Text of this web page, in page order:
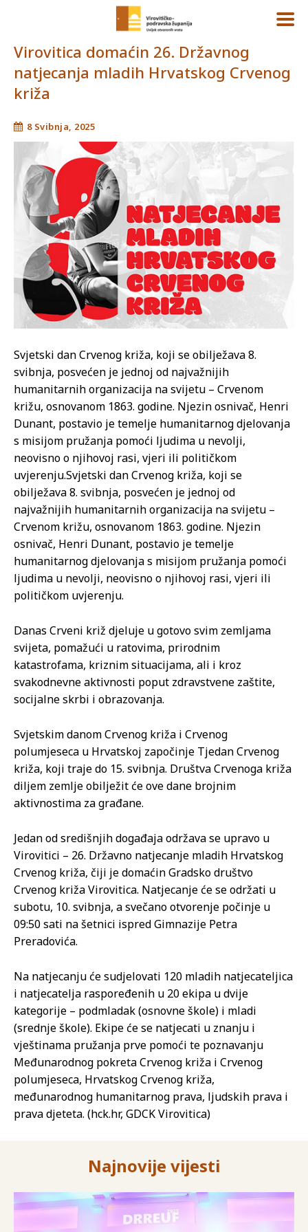
Virovitica domaćin 26. Državnog
natjecanja mladih Hrvatskog Crvenog
križa
8 Svibnja, 2025
Svjetski dan Crvenog križa, koji se obilježava 8.
svibnja, posvećen je jednoj od najvažnijih
humanitarnih organizacija na svijetu – Crvenom
križu, osnovanom 1863. godine. Njezin osnivač, Henri
Dunant, postavio je temelje humanitarnog djelovanja
s misijom pružanja pomoći ljudima u nevolji,
neovisno o njihovoj rasi, vjeri ili političkom
uvjerenju.Svjetski dan Crvenog križa, koji se
obilježava 8. svibnja, posvećen je jednoj od
najvažnijih humanitarnih organizacija na svijetu –
Crvenom križu, osnovanom 1863. godine. Njezin
osnivač, Henri Dunant, postavio je temelje
humanitarnog djelovanja s misijom pružanja pomoći
ljudima u nevolji, neovisno o njihovoj rasi, vjeri ili
političkom uvjerenju.
Danas Crveni križ djeluje u gotovo svim zemljama
svijeta, pomažući u ratovima, prirodnim
katastrofama, kriznim situacijama, ali i kroz
svakodnevne aktivnosti poput zdravstvene zaštite,
socijalne skrbi i obrazovanja.
Svjetskim danom Crvenog križa i Crvenog
polumjeseca u Hrvatskoj započinje Tjedan Crvenog
križa, koji traje do 15. svibnja. Društva Crvenoga križa
diljem zemlje obilježit će ove dane brojnim
aktivnostima za građane.
Jedan od središnjih događaja održava se upravo u
Virovitici – 26. Državno natjecanje mladih Hrvatskog
Crvenog križa, čiji je domaćin Gradsko društvo
Crvenog križa Virovitica. Natjecanje će se održati u
subotu, 10. svibnja, a svečano otvorenje počinje u
09:50 sati na šetnici ispred Gimnazije Petra
Preradovića.
Na natjecanju će sudjelovati 120 mladih natjecateljica
i natjecatelja raspoređenih u 20 ekipa u dvije
kategorije – podmladak (osnovne škole) i mladi
(srednje škole). Ekipe će se natjecati u znanju i
vještinama pružanja prve pomoći te poznavanju
Međunarodnog pokreta Crvenog križa i Crvenog
polumjeseca, Hrvatskog Crvenog križa,
međunarodnog humanitarnog prava, ljudskih prava i
prava djeteta. (hck.hr, GDCK Virovitica)
Najnovije vijesti